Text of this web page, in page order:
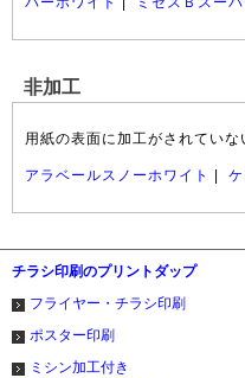
非加工
用紙の表面に加工がされていな
アラベールスノーホワイト ケ
チラシ印刷のプリントダップ
フライヤー・チラシ印刷
ポスター印刷
ミシン加工付き